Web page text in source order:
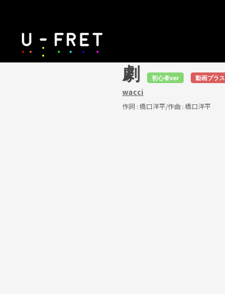
劇 初心者ver 動画プラス
wacci
作詞 :橋口洋平/作曲 :橋口洋平